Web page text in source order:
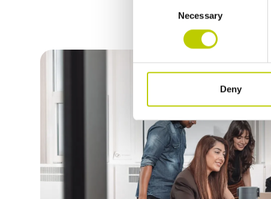
Necessary
Deny